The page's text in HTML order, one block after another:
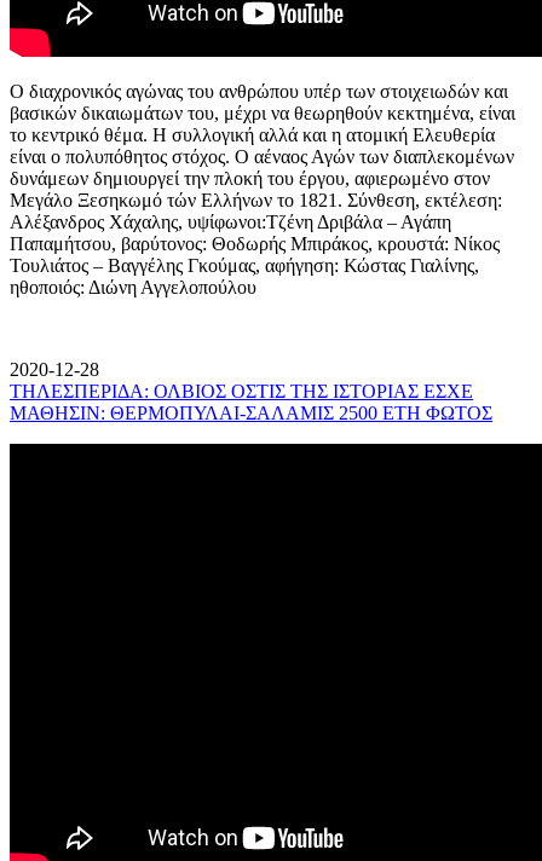
Ο διαχρονικός αγώνας του ανθρώπου υπέρ των στοιχειωδών και
βασικών δικαιωμάτων του, μέχρι να θεωρηθούν κεκτημένα, είναι
το κεντρικό θέμα. Η συλλογική αλλά και η ατομική Ελευθερία
είναι ο πολυπόθητος στόχος. Ο αέναος Αγών των διαπλεκομένων
δυνάμεων δημιουργεί την πλοκή του έργου, αφιερωμένο στον
Μεγάλο Ξεσηκωμό τών Ελλήνων το 1821. Σύνθεση, εκτέλεση:
Αλέξανδρος Χάχαλης, υψίφωνοι:Τζένη Δριβάλα – Αγάπη
Παπαμήτσου, βαρύτονος: Θοδωρής Μπιράκος, κρουστά: Νίκος
Τουλιάτος – Βαγγέλης Γκούμας, αφήγηση: Κώστας Γιαλίνης,
ηθοποιός: Διώνη Αγγελοπούλου
2020-12-28
ΤΗΛΕΣΠΕΡΙΔΑ: ΟΛΒΙΟΣ ΟΣΤΙΣ ΤΗΣ ΙΣΤΟΡΙΑΣ ΕΣΧΕ
ΜΑΘΗΣΙΝ: ΘΕΡΜΟΠΥΛΑΙ-ΣΑΛΑΜΙΣ 2500 ΕΤΗ ΦΩΤΟΣ